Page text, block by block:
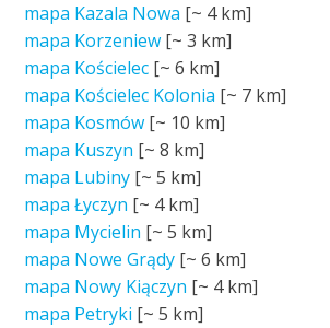
mapa Kazala Nowa [~ 4 km]
mapa Korzeniew [~3 km]
mapa Kościelec [~6 km]
mapa Kościelec Kolonia [~ 7 km]
mapa Kosmów [~ 10 km]
mapa Kuszyn [~8 km]
mapa Lubiny [~5 km]
mapa Łyczyn [~ 4 km]
mapa Mycielin [~5 km]
mapa Nowe Grądy [~6 km]
mapa Nowy Kiączyn [~ 4 km]
mapa Petryki [~5 km]